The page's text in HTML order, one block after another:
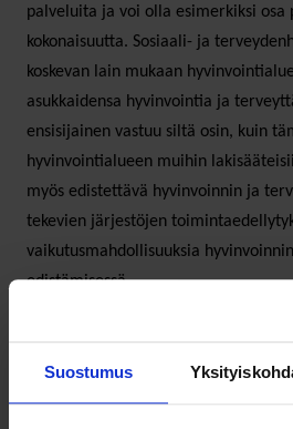
Suostumus
palveluita ja voi olla esimerkiksi osa
kokonaisuutta. Sosiaali- ja
koskevan lain mukaan
asukkaidensa hyvinvointia ja
ensisijainen vastuu siltä osin, kuin
hyvinvointialueen muihin
myös edistettävä hyvinvoinnin ja
tekevien järjestöjen
vaikutusmahdollisuuksia
edistämisessä.
Järjestöjen toiminnan tukeminen on
hyvinvointialueiden että kuntien
toimintatavoista sovitaan yhdessä